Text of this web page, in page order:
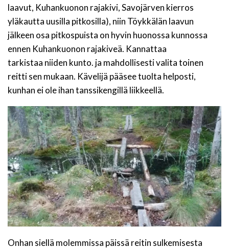
laavut, Kuhankuonon rajakivi, Savojärven kierros
yläkautta uusilla pitkosilla), niin Töykkälän laavun
jälkeen osa pitkospuista on hyvin huonossa kunnossa
ennen Kuhankuonon rajakiveä. Kannattaa
tarkistaa niiden kunto. ja mahdollisesti valita toinen
reitti sen mukaan. Kävelijä pääsee tuolta helposti,
kunhan ei ole ihan tanssikengillä liikkeellä.
Onhan siellä molemmissa päissä reitin sulkemisesta